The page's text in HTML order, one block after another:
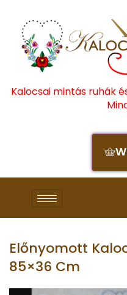
Kalocsai mintás ruhák
Előnyomott
85×36 Cm